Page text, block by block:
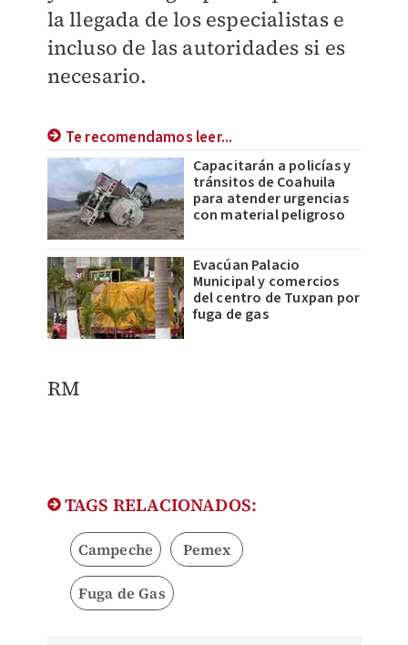
la llegada de los especialistas e
incluso de las autoridades si es
necesario.
Te recomendamos leer...
Capacitarán a policías y
tránsitos de Coahuila
para atender urgencias
con material peligroso
Evacúan Palacio
Municipal y comercios
del centro de Tuxpan por
fuga de gas
RM
TAGS RELACIONADOS:
Campeche Pemex
Fuga de Gas